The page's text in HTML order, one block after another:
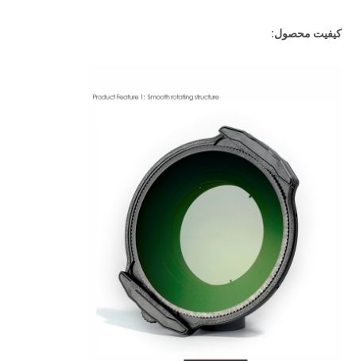
کیفیت محصول: